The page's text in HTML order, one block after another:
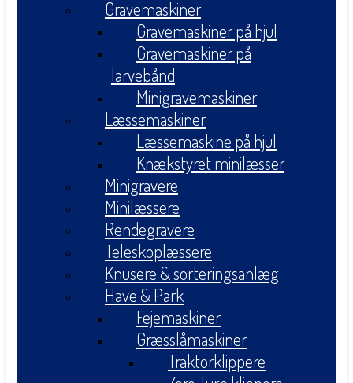
Gravemaskiner
Gravemaskiner på hjul
Gravemaskiner på
larvebånd
Minigravemaskiner
Læssemaskiner
Læssemaskine på hjul
Knækstyret minilæsser
Minigravere
Minilæssere
Rendegravere
Teleskoplæssere
Knusere & sorteringsanlæg
Have & Park
Fejemaskiner
Græsslåmaskiner
Traktorklippere